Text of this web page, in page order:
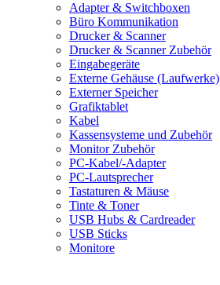
Adapter & Switchboxen
Büro Kommunikation
Drucker & Scanner
Drucker & Scanner Zubehör
Eingabegeräte
Externe Gehäuse (Laufwerke)
Externer Speicher
Grafiktablet
Kabel
Kassensysteme und Zubehör
Monitor Zubehör
PC-Kabel/-Adapter
PC-Lautsprecher
Tastaturen & Mäuse
Tinte & Toner
USB Hubs & Cardreader
USB Sticks
Monitore